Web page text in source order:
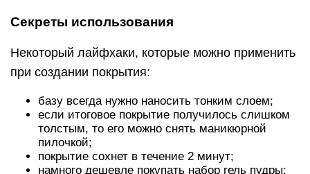
Секреты использования
Некоторый лайфхаки, которые можно применить
при создании покрытия:
базу всегда нужно наносить тонким слоем;
если итоговое покрытие получилось слишком
толстым, то его можно снять маникюрной
пилочкой;
покрытие сохнет в течение 2 минут;
намного дешевле покупать набор гель пудры;